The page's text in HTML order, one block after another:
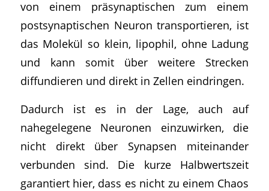
von einem präsynaptischen zum einem
postsynaptischen Neuron transportieren, ist
das Molekül so klein, lipophil, ohne Ladung
und kann somit über weitere Strecken
diffundieren und direkt in Zellen eindringen.
Dadurch ist es in der Lage, auch auf
nahegelegene Neuronen einzuwirken, die
nicht direkt über Synapsen miteinander
verbunden sind. Die kurze Halbwertszeit
garantiert hier, dass es nicht zu einem Chaos